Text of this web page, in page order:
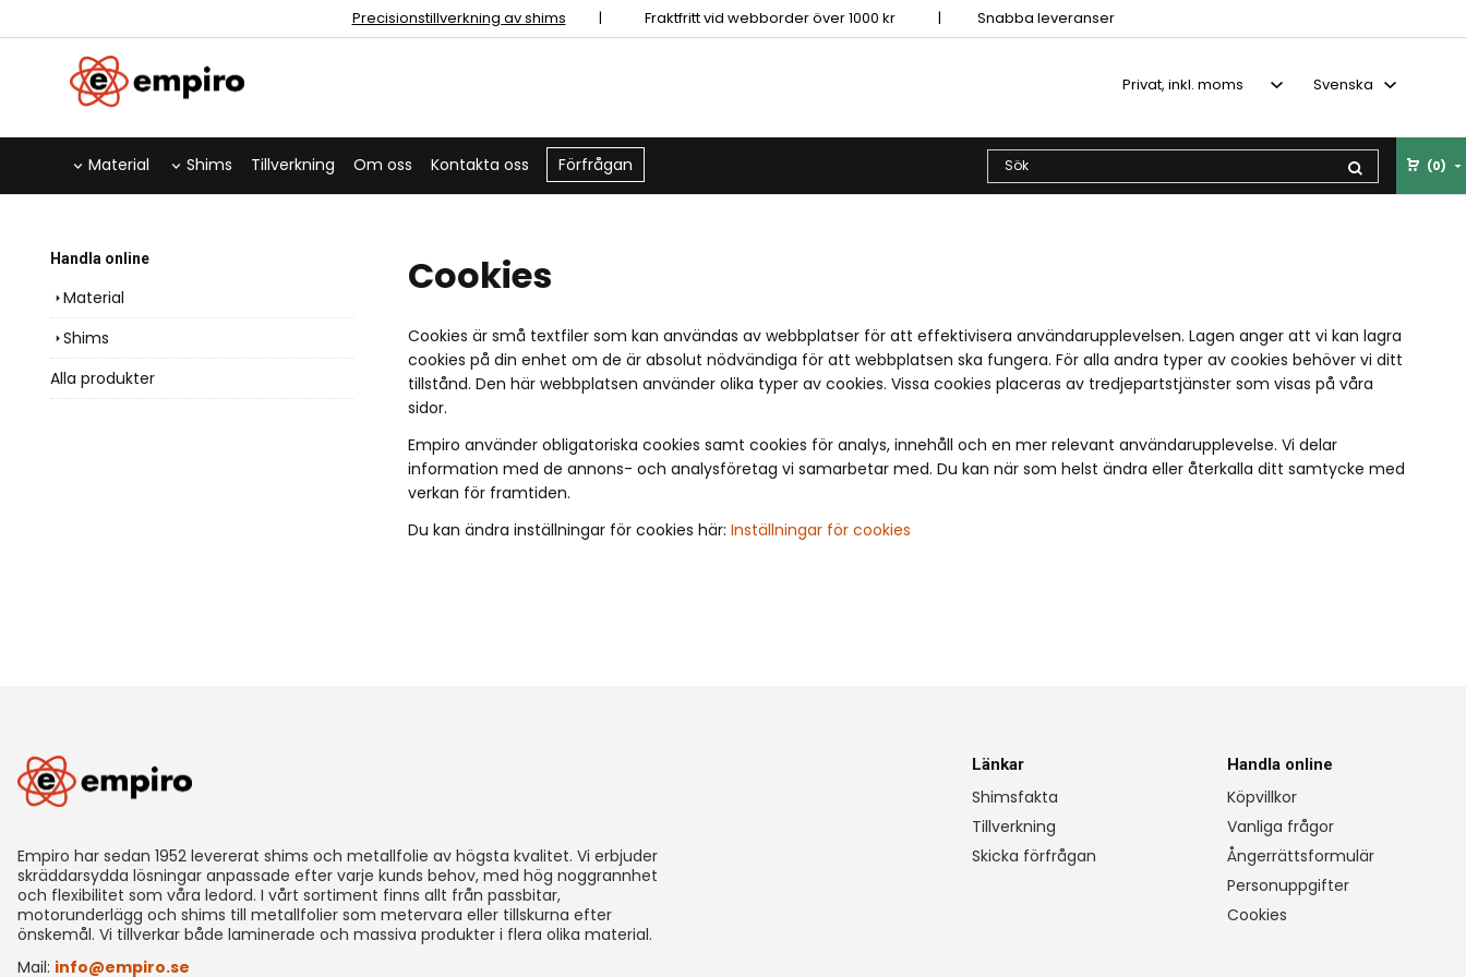
Precisionstillverkning av shims | Fraktfritt vid webborder över 1000 kr | Snabba leveranser
Material Shims Tillverkning Om oss Kontakta oss Förfrågan (0)
Handla online
Material
Shims
Alla produkter
Cookies
Cookies är små textfiler som kan användas av webbplatser för att effektivisera användarupplevelsen. Lagen anger att vi kan lagra
cookies på din enhet om de är absolut nödvändiga för att webbplatsen ska fungera. För alla andra typer av cookies behöver vi ditt
tillstånd. Den här webbplatsen använder olika typer av cookies. Vissa cookies placeras av tredjepartstjänster som visas på våra
sidor.
Empiro använder obligatoriska cookies samt cookies för analys, innehåll och en mer relevant användarupplevelse. Vi delar
information med de annons- och analysföretag vi samarbetar med. Du kan när som helst ändra eller återkalla ditt samtycke med
verkan för framtiden.
Du kan ändra inställningar för cookies här: Inställningar för cookies
Empiro har sedan 1952 levererat shims och metallfolie av högsta kvalitet. Vi erbjuder
skräddarsydda lösningar anpassade efter varje kunds behov, med hög noggrannhet
och flexibilitet som våra ledord. I vårt sortiment finns allt från passbitar,
motorunderlägg och shims till metallfolier som metervara eller tillskurna efter
önskemål. Vi tillverkar både laminerade och massiva produkter i flera olika material.
Mail: info@empiro.se
Länkar
Shimsfakta
Tillverkning
Skicka förfrågan
Handla online
Köpvillkor
Vanliga frågor
Ångerrättsformulär
Personuppgifter
Cookies